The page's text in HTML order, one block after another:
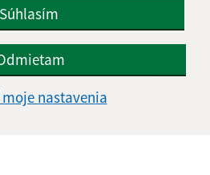
Súhlasím
nastavenia